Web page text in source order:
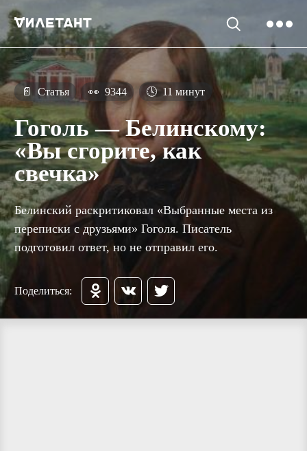
📄 Статья 👀 9344 🕓 11 минут
Гоголь — Белинскому:
«Вы сгорите, как
свечка»
Белинский раскритиковал «Выбранные места из
переписки с друзьями» Гоголя. Писатель
подготовил ответ, но не отправил его.
Поделиться: